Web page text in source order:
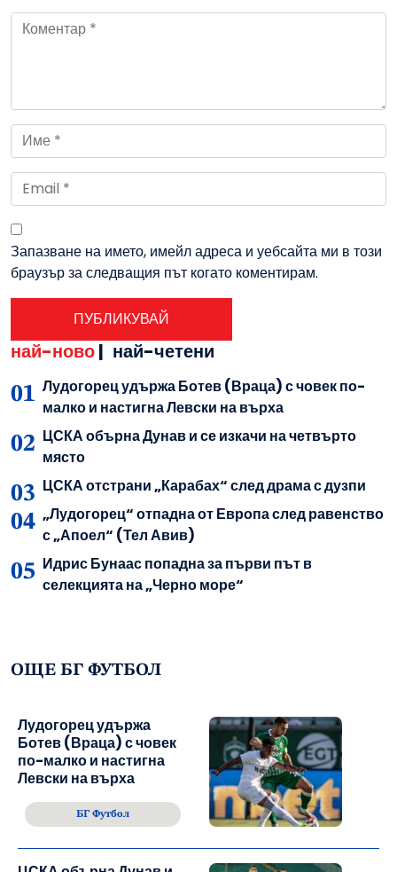
Запазване на името, имейл адреса и уебсайта ми в този
браузър за следващия път когато коментирам.
най-ново| най-четени
Лудогорец удържа Ботев (Враца) с човек по-
малко и настигна Левски на върха
ЦСКА обърна Дунав и се изкачи на четвърто
място
ЦСКА отстрани „Карабах“ след драма с дузпи
„Лудогорец“ отпадна от Европа след равенство
с „Апоел“ (Тел Авив)
Идрис Бунаас попадна за първи път в
селекцията на „Черно море“
ОЩЕ БГ ФУТБОЛ
Лудогорец удържа
Ботев (Враца) с човек
по-малко и настигна
Левски на върха
БГ Футбол